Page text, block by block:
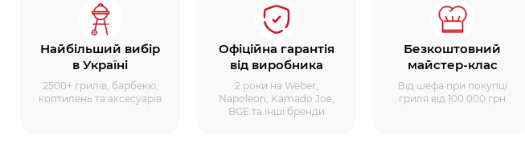
Найбільший вибір
в Україні
2500+ грилів, барбекю,
коптилень та аксесуарів
Офіційна гарантія
від виробника
2 роки на Weber,
Napoleon, Kamado Joe,
BGE та інші бренди
Безкоштовний
майстер-клас
Від шефа при покупці
гриля від 100 000 грн